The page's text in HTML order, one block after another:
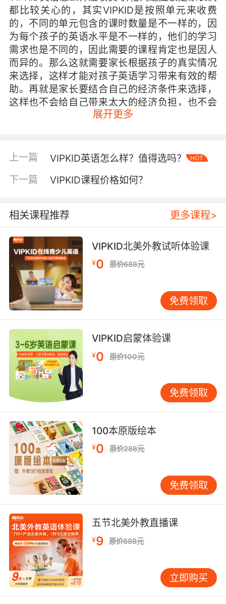
都比较关心的，其实VIPKID是按照单元来收费
的，不同的单元包含的课时数量是不一样的，因
为每个孩子的英语水平是不一样的，他们的学习
需求也是不同的，因此需要的课程肯定也是因人
而异的。那么这就需要家长根据孩子的真实情况
来选择，这样才能对孩子英语学习带来有效的帮
助。再就是家长要结合自己的经济条件来选择，
这样也不会给自己带来太大的经济负担，也不会
给孩子带来太大的学习压力。
是北美外教+一对一的教学方式，专心为我国
4~15岁小朋友打造的美国小学课程，采用浸入式
的教学模式为中国孩子打造类似母语的学习环
VIPKID英语怎么样之资深的国际化教研团队
VIPKID所有的课程都是中国的，以及美国等多个
国家的资深教研人员编制而成的，其中大部分的
人员都是拥有教育学和语言学的专业学位的，并
且在K12领域拥有多年的教学和教研经验。可以
根据孩子的学习情况制定合理的教学计划，并且
可以在课余时间与孩子更好的沟通，帮助孩子更
好地提升他们的英语水平。
VIPKID英语怎么样之线上教学更方便 VIPKID采用
的线上教学的方式，也就是说家长再也不用带着
孩子奔波在各个辅导班之间了，节省了时间也节
省了交通的成本。只要有网有电脑就可以随时随
地学习英语了，孩子学习的效率也会大大提高，
力。
展开更多
上一篇 VIPKID英语怎么样？值得选吗？ HOT
下一篇 VIPKID课程价格如何？
相关课程推荐 更多课程>
VIPKID北美外教试听体验课
¥0 原价688元
免费领取
VIPKID启蒙体验课
¥0 原价100元
免费领取
100本原版绘本
¥0 原价288元
免费领取
五节北美外教直播课
¥9 原价888元
立即购买